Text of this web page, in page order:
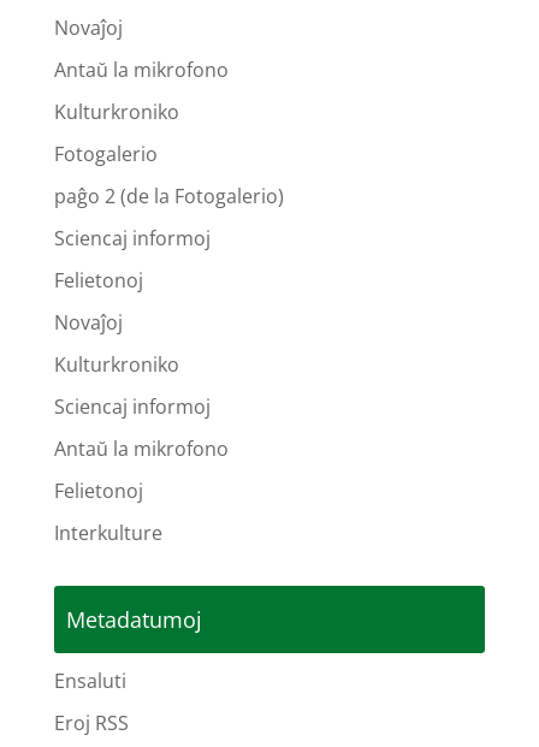
Novaĵoj
Antaŭ la mikrofono
Kulturkroniko
Fotogalerio
paĝo 2 (de la Fotogalerio)
Sciencaj informoj
Felietonoj
Novaĵoj
Kulturkroniko
Sciencaj informoj
Antaŭ la mikrofono
Felietonoj
Interkulture
Metadatumoj
Ensaluti
Eroj RSS